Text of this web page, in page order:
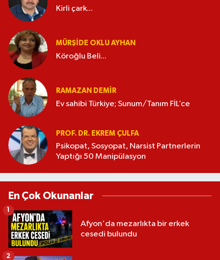
Kirli çark...
MÜRŞIDE OKLU AYHAN
Köroğlu Beli...
RAMAZAN DEMİR
Ev sahibi Türkiye; Sunum/Tanım FİL’ce
PROF. DR. EKREM ÇULFA
Psikopat, Sosyopat, Narsist Partnerlerin
Yaptığı 50 Manipülasyon
En Çok Okunanlar
Afyon'da mezarlıkta bir erkek
cesedi bulundu
1
2